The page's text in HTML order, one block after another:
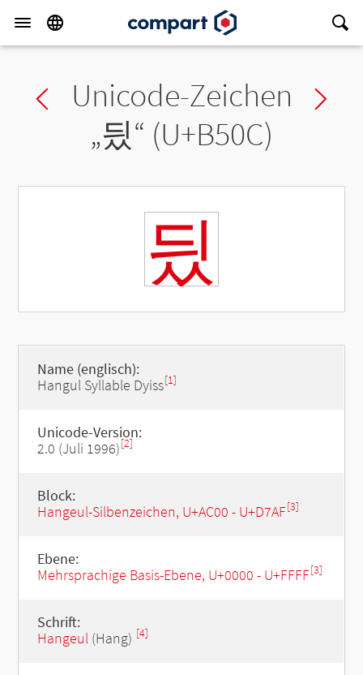
Previous char
Unicode-Zeichen
„딌“ (U+B50C)
딌
Name (englisch):
Hangul Syllable Dyiss[1]
Unicode-Version:
2.0 (Juli 1996)[2]
Block:
Hangeul-Silbenzeichen, U+AC00 - U+D7AF[3]
Ebene:
Mehrsprachige Basis-Ebene, U+0000 - U+FFFF[3]
Schrift:
Hangeul(Hang) [4]